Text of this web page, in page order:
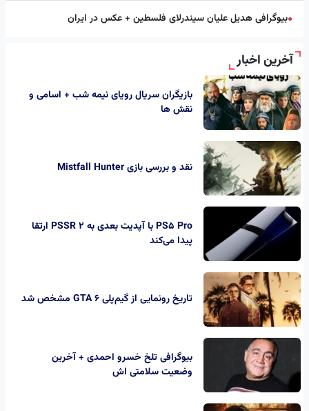
●بیوگرافی هدیل علیان سیندرلای فلسطین + عکس در ایران
آخرین اخبار
بازیگران سریال رویای نیمه شب + اسامی و
نقش ها
نقد و بررسی بازی Mistfall Hunter
PS5 Pro با آپدیت بعدی به PSSR 2 ارتقا
پیدا می‌کند
تاریخ رونمایی از گیم‌پلی GTA 6 مشخص شد
بیوگرافی تلخ خسرو احمدی + آخرین
وضعیت سلامتی اش